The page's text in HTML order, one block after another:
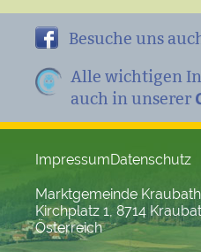
Besuche uns
Alle wichtigen
auch in unserer
ImpressumDatenschutz
Marktgemeinde
Kirchplatz 1, 8714
Österreich